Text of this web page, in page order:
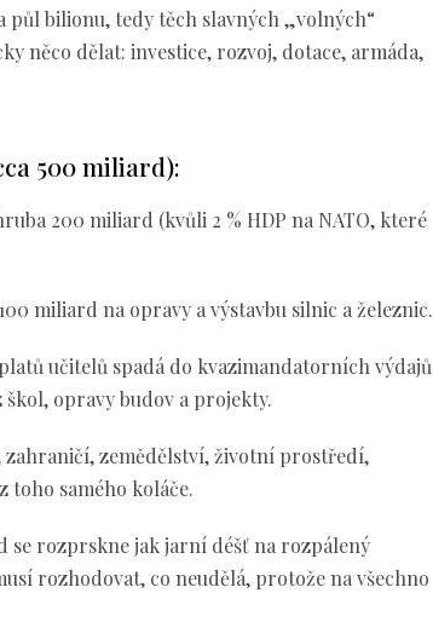
půl bilionu, tedy těch slavných „volných“
něco dělat: investice, rozvoj, dotace, armáda,
500 miliard):
200 miliard (kvůli 2 % HDP na NATO, které
miliard na opravy a výstavbu silnic a železnic.
učitelů spadá do kvazimandatorních výdajů
opravy budov a projekty.
zemědělství, životní prostředí,
samého koláče.
se rozprskne jak jarní déšť na rozpálený
rozhodovat, co neudělá, protože na všechno